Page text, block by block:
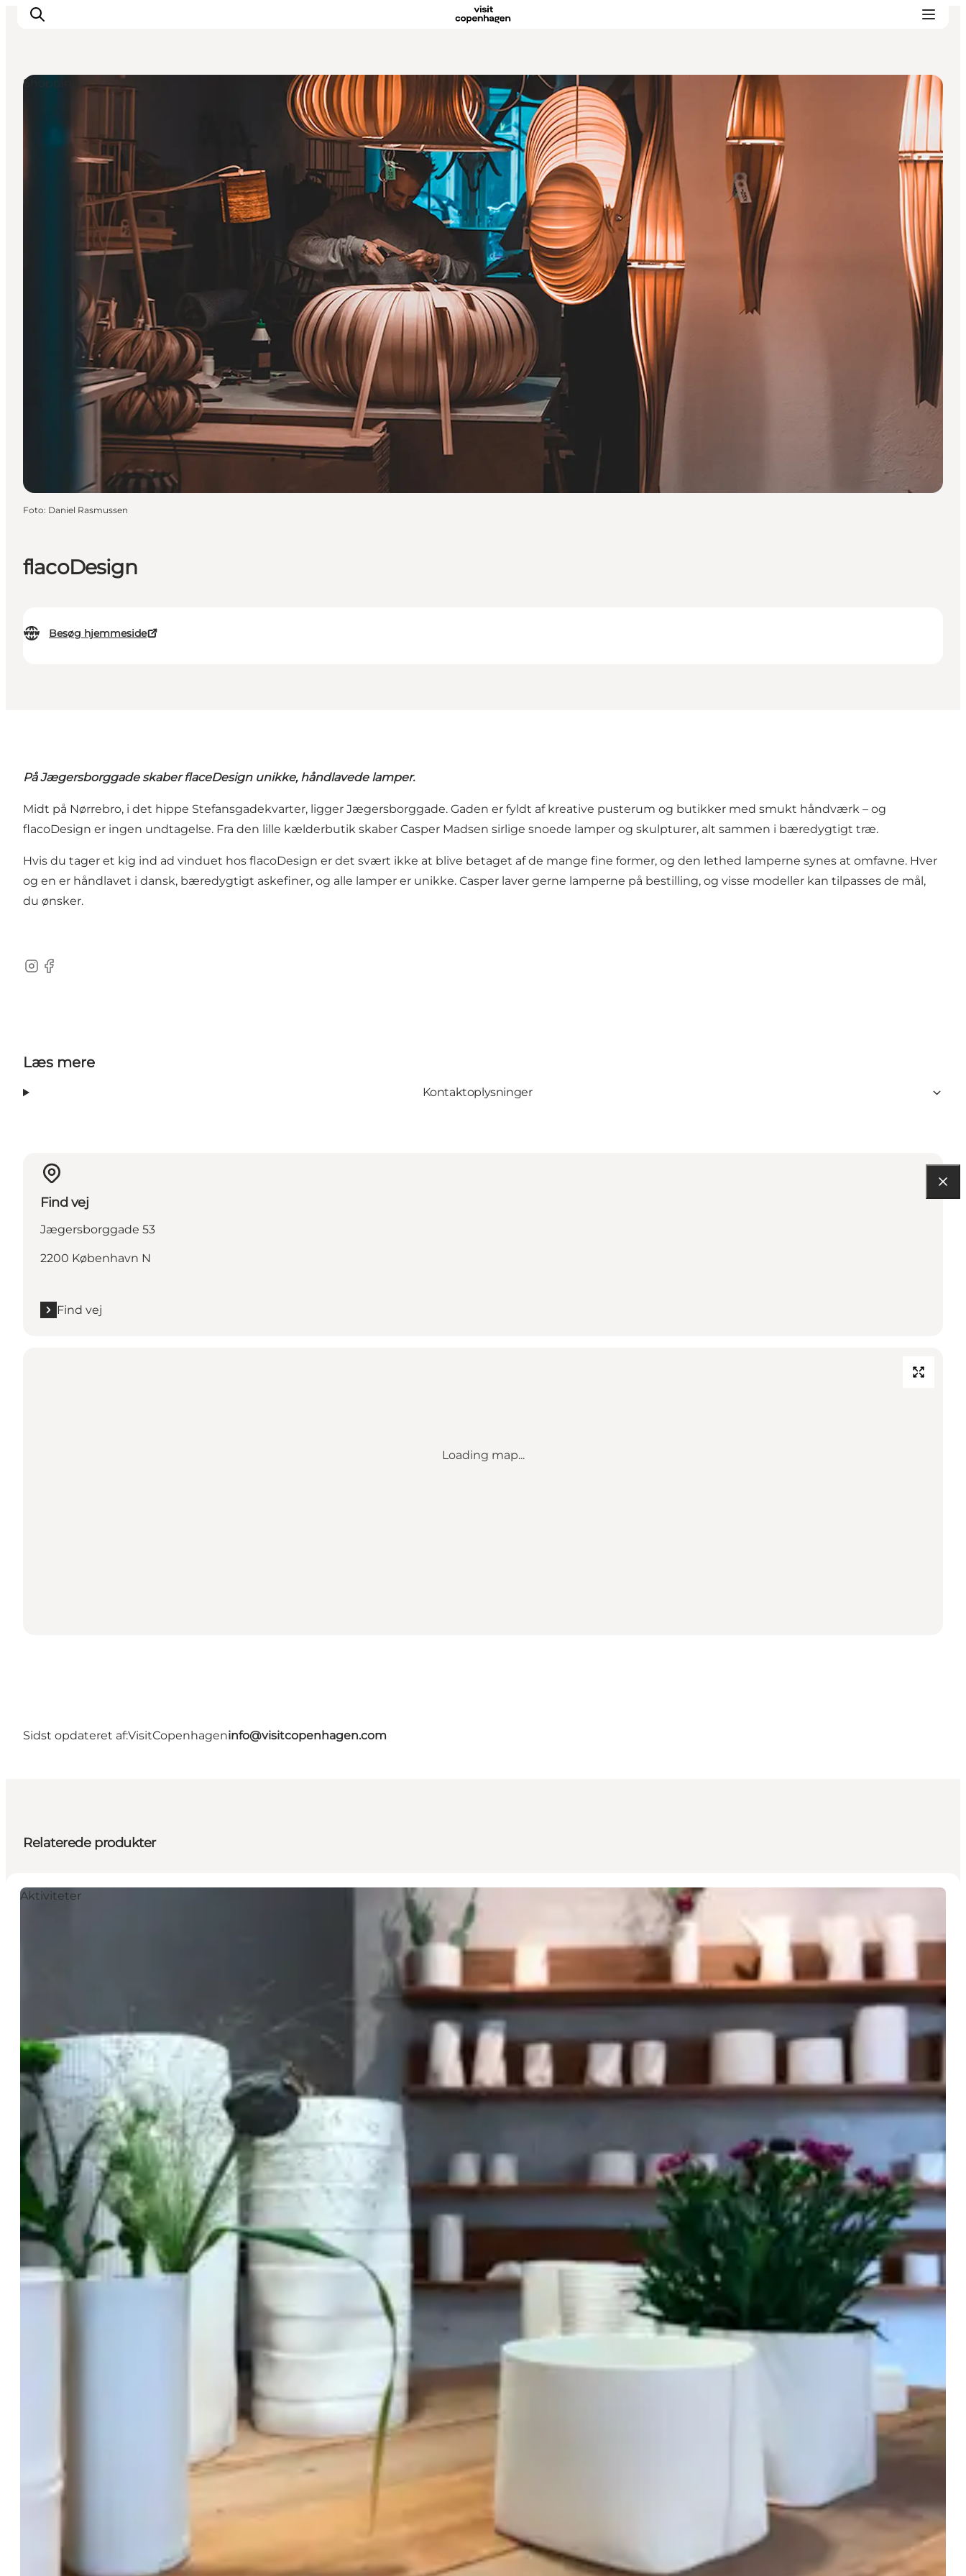
Aktiviteter
Spis & drik
Planlæg din tur
CopenPay
Copenhagen Card
flacoDesign
Besøg hjemmeside
Shopping
Foto: Daniel Rasmussen
På Jægersborggade skaber flaceDesign unikke, håndlavede lamper.
Midt på Nørrebro, i det hippe Stefansgadekvarter, ligger Jægersborggade. Gaden er fyldt af kreative pusterum og butikker med smukt håndværk – og
flacoDesign er ingen undtagelse. Fra den lille kælderbutik skaber Casper Madsen sirlige snoede lamper og skulpturer, alt sammen i bæredygtigt træ.
Hvis du tager et kig ind ad vinduet hos flacoDesign er det svært ikke at blive betaget af de mange fine former, og den lethed lamperne synes at omfavne. Hver
og en er håndlavet i dansk, bæredygtigt askefiner, og alle lamper er unikke. Casper laver gerne lamperne på bestilling, og visse modeller kan tilpasses de mål,
du ønsker.
Instagram
Facebook
Læs mere
Kontaktoplysninger
Find vej
Jægersborggade 53
2200 København N
Find vej
Loading map...
Sidst opdateret af:VisitCopenhageninfo@visitcopenhagen.com
Relaterede produkter
Aktiviteter